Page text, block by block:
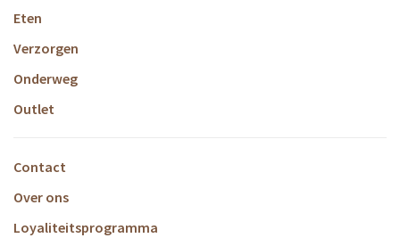
Eten
Verzorgen
Onderweg
Outlet
Contact
Over ons
Loyaliteitsprogramma